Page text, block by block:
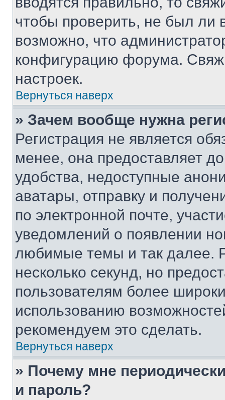
чтобы проверить, не был ли
возможно, что
конфигурацию форума.
настроек.
Вернуться наверх
» Зачем вообще нужна
Регистрация не является
менее, она предоставляет
удобства, недоступные
аватары, отправку и
по электронной почте,
уведомлений о появлении
любимые темы и так далее.
несколько секунд, но
пользователям более
использованию
рекомендуем это сделать.
Вернуться наверх
» Почему мне
и пароль?